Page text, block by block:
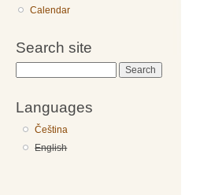
Calendar
Search site
Languages
Čeština
English